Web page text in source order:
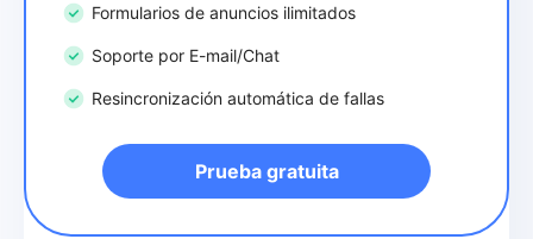
Formularios de anuncios ilimitados
Soporte por E-mail/Chat
Resincronización automática de fallas
Prueba gratuita